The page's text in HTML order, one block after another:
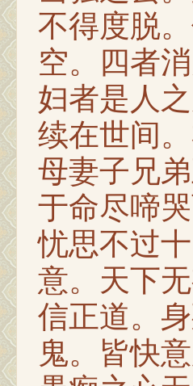
不得度脱
空。四者
妇者是人
续在世间
母妻子兄
于命尽啼
忧思不过
意。天下
信正道。
鬼。皆快